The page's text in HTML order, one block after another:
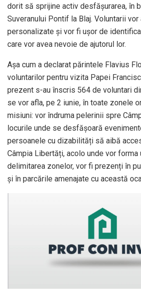
dorit să sprijine activ desfășurarea, în
Suveranului Pontif la Blaj. Voluntarii
personalizate și vor fi ușor de
care vor avea nevoie de ajutorul lor.
Așa cum a declarat părintele Flavius
voluntarilor pentru vizita Papei
prezent s-au înscris 564 de voluntari
se vor afla, pe 2 iunie, în toate zonele
misiuni: vor îndruma pelerinii spre
locurile unde se desfășoară
persoanele cu dizabilități să aibă
Câmpia Libertăți, acolo unde vor forma
delimitarea zonelor, vor fi prezenți în
și în parcările amenajate cu această